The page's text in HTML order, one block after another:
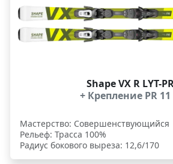
Shape VX R LYT-
+ Крепление PR 11
Мастерство: Совершенствующийся
Рельеф: Трасса 100%
Радиус бокового выреза: 12,6/170